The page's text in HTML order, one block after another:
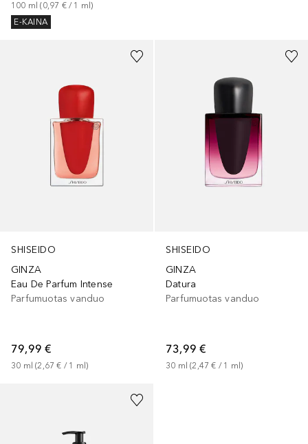
100 ml (0,97 € / 1 ml)
E-KAINA
SHISEIDO
GINZA
Eau De Parfum Intense
Parfumuotas vanduo
79,99 €
30 ml (2,67 € / 1 ml)
SHISEIDO
GINZA
Datura
Parfumuotas vanduo
73,99 €
30 ml (2,47 € / 1 ml)